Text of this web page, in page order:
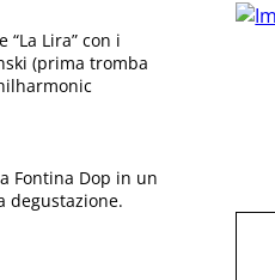
Lira” con i
(prima tromba
Fontina Dop in un
degustazione.